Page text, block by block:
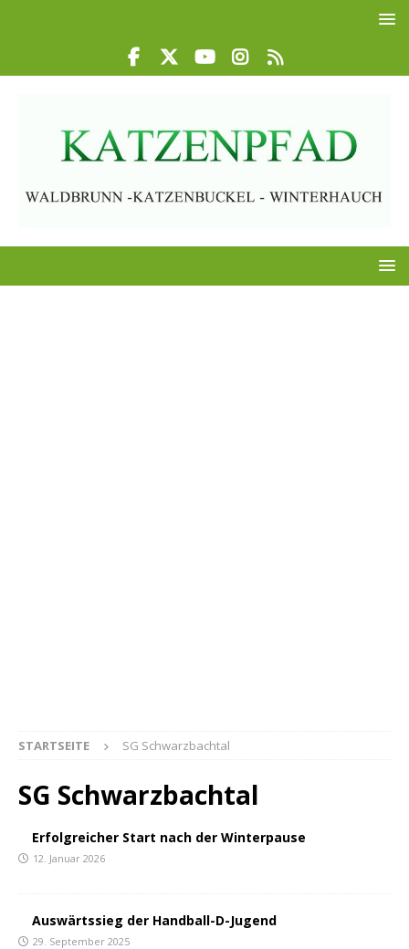
STARTSEITE SG Schwarzbachtal
SG Schwarzbachtal
Erfolgreicher Start nach der Winterpause
12. Januar 2026
Auswärtssieg der Handball-D-Jugend
29. September 2025